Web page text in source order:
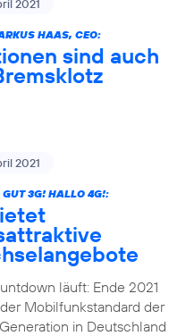
2021
HAAS, CEO:
sind auch
2021
GUT 3G! HALLO 4G!:
läuft: Ende 2021
Mobilfunkstandard der
in Deutschland